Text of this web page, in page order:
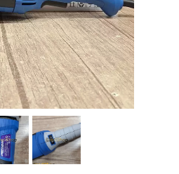
فرز رومیزی ،
اینورتر و دستگاه جوش
سنباده زن و لرزان
آچار بکس برقی و شارژی
ابزار غیر برقی